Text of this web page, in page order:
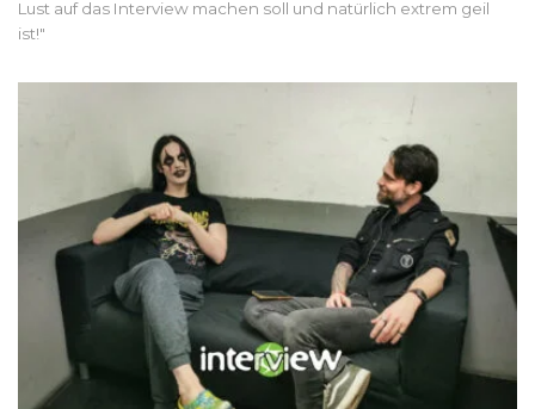
Lust auf das Interview machen soll und natürlich extrem geil
ist!"